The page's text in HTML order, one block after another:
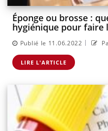
Éponge ou brosse :
hygiénique pour faire
Publié le 11.06.2022 |
LIRE L'ARTICLE